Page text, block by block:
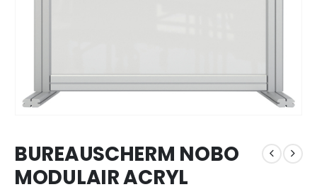
BUREAUSCHERM NOBO
MODULAIR ACRYL